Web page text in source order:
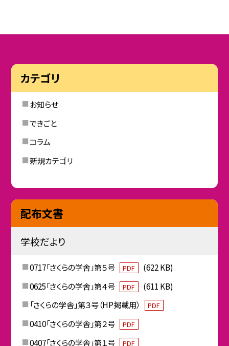
カテゴリ
お知らせ
できごと
コラム
新規カテゴリ
配布文書
学校だより
0717「さくらの学舎」第５号 PDF
(622 KB)
0625「さくらの学舎」第４号
PDF
(611 KB)
「さくらの学舎」第３号（HP掲載用）
PDF
0410「さくらの学舎」第２号 PDF
0407「さくらの学舎」第１号 PDF